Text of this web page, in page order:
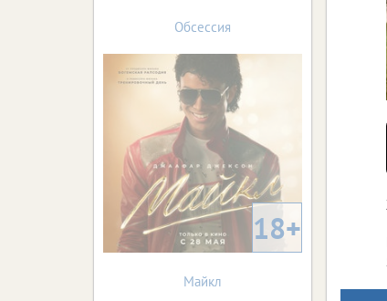
Обсессия
18+
Майкл